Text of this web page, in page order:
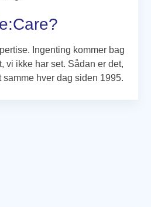
Ingenting kommer bag
vi ikke har set. Sådan er det,
samme hver dag siden 1995.